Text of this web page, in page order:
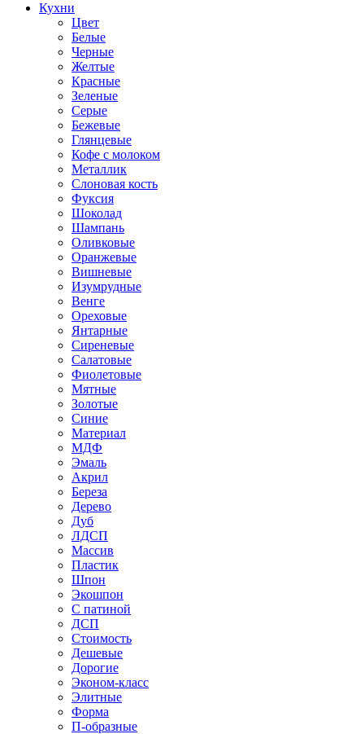
Кухни
Цвет
Белые
Черные
Желтые
Красные
Зеленые
Серые
Бежевые
Глянцевые
Кофе с молоком
Металлик
Слоновая кость
Фуксия
Шоколад
Шампань
Оливковые
Оранжевые
Вишневые
Изумрудные
Венге
Ореховые
Янтарные
Сиреневые
Салатовые
Фиолетовые
Мятные
Золотые
Синие
Материал
МДФ
Эмаль
Акрил
Береза
Дерево
Дуб
ЛДСП
Массив
Пластик
Шпон
Экошпон
С патиной
ДСП
Стоимость
Дешевые
Дорогие
Эконом-класс
Элитные
Форма
П-образные